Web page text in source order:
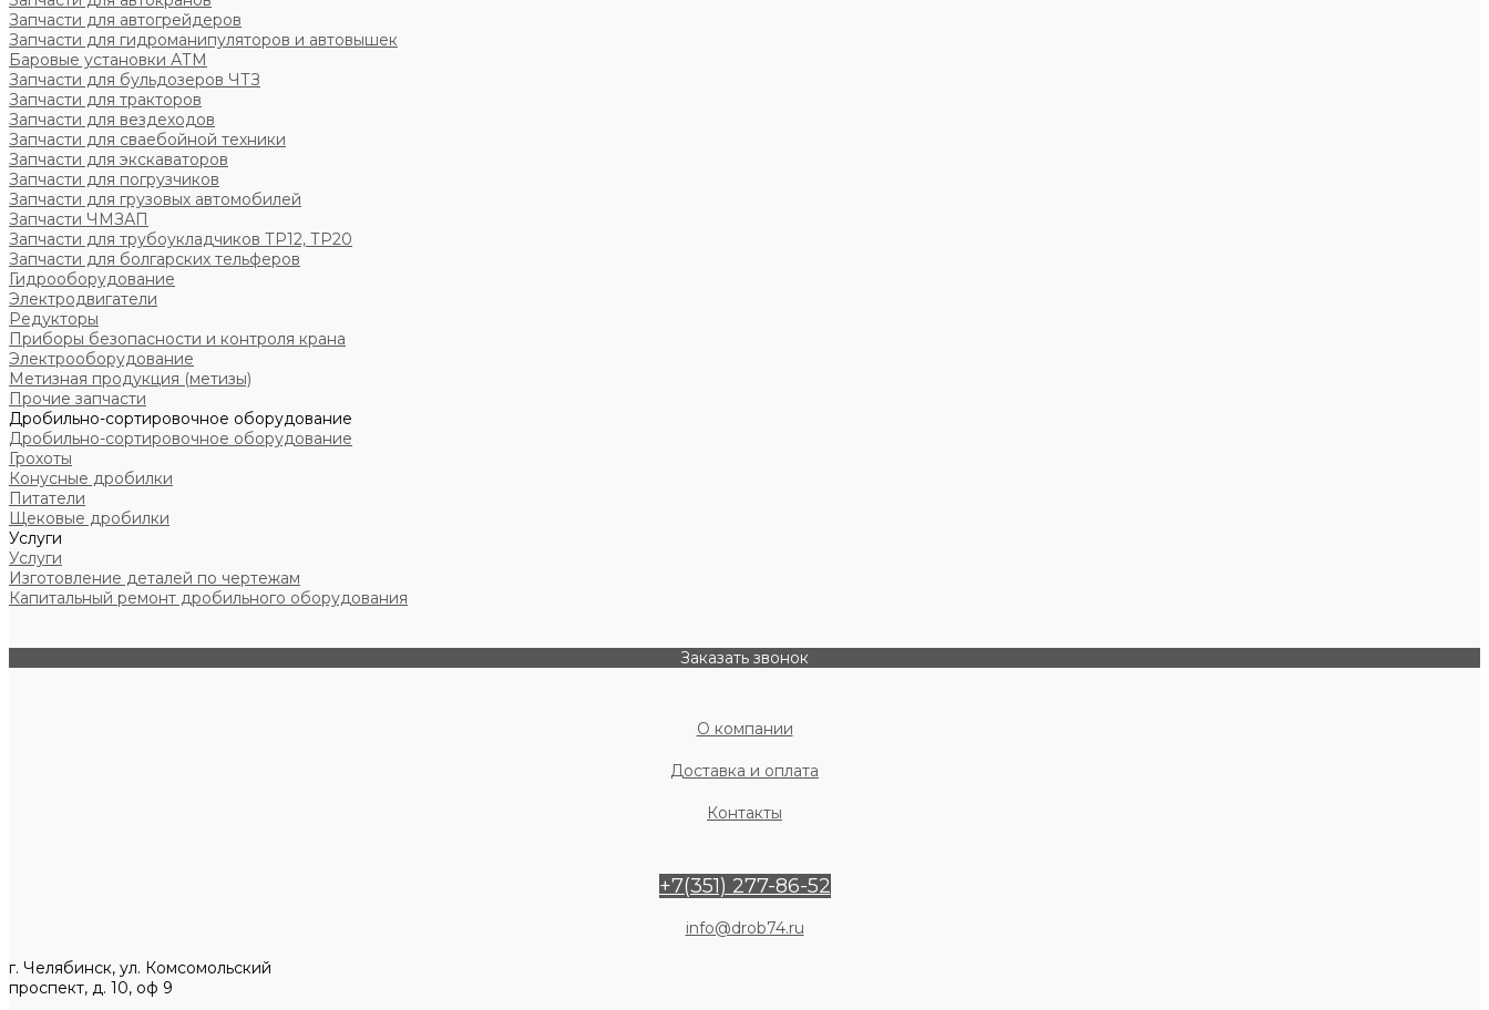
Запчасти для автогрейдеров
Запчасти для гидроманипуляторов и автовышек
Баровые установки АТМ
Запчасти для бульдозеров ЧТЗ
Запчасти для тракторов
Запчасти для вездеходов
Запчасти для сваебойной техники
Запчасти для экскаваторов
Запчасти для погрузчиков
Запчасти для грузовых автомобилей
Запчасти ЧМЗАП
Запчасти для трубоукладчиков ТР12, ТР20
Запчасти для болгарских тельферов
Гидрооборудование
Электродвигатели
Редукторы
Приборы безопасности и контроля крана
Электрооборудование
Метизная продукция (метизы)
Прочие запчасти
Дробильно-сортировочное оборудование
Дробильно-сортировочное оборудование
Грохоты
Конусные дробилки
Питатели
Щековые дробилки
Услуги
Услуги
Изготовление деталей по чертежам
Капитальный ремонт дробильного оборудования
Заказать звонок
О компании
Доставка и оплата
Контакты
+7(351) 277-86-52
info@drob74.ru
г. Челябинск, ул. Комсомольский
проспект, д. 10, оф 9